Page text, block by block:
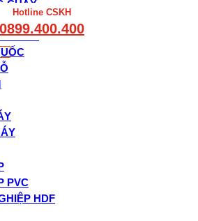
Hotline CSKH
0899.400.400
CHÁY
CHÁY
PVC
HDF